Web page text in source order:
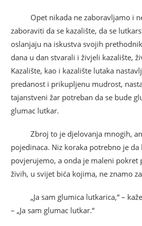
Opet nikada ne zaboravljamo i
zaboraviti da se kazalište, da se
oslanjaju na iskustva svojih
dana u dan stvarali i živjeli kazalište,
Kazalište, kao i kazalište lutaka
predanost i prikupljenu mudrost,
tajanstveni žar potreban da se bude
glumac lutkar.
Zbroj to je djelovanja mnogih,
pojedinaca. Niz koraka potrebno je
povjerujemo, a onda je maleni pokret
živih, u svijet bića kojima, ne znamo
„Ja sam glumica lutkarica,“ –
– „Ja sam glumac lutkar.“